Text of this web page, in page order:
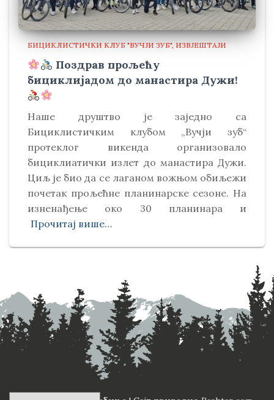
БИЦИКЛИСТИЧКИ КЛУБ "ВУЧЈИ ЗУБ" ИЗВЈЕШТАЈИ
Поздрав прољећу
бициклијадом до манастира Дужи!
Наше друштво је заједно са
Бициклистичким клубом „Вучји зуб“
протеклог викенда организовало
бициклиатички излет до манастира Дужи.
Циљ је био да се лаганом вожњом обиљежи
почетак прољећне планинарске сезоне. На
изненађење око 30 планинара и
Прочитај више…